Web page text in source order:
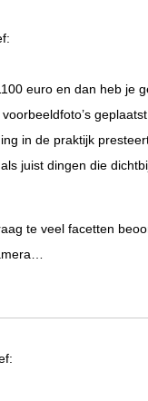
euro en dan heb je
in de praktijk
juist dingen die
te veel facetten